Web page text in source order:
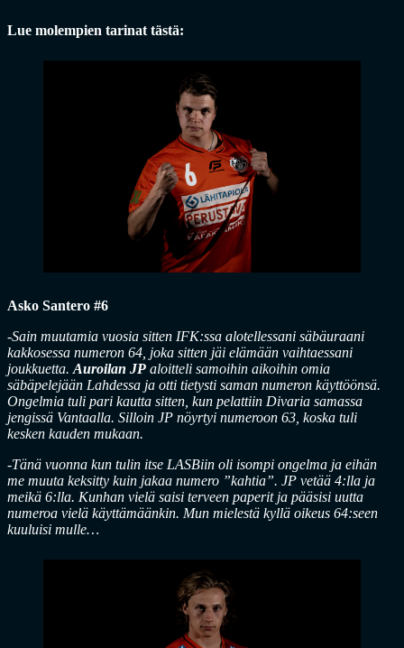
Lue molempien tarinat tästä:
Asko Santero #6
-Sain muutamia vuosia sitten IFK:ssa alotellessani säbäuraani
kakkosessa numeron 64, joka sitten jäi elämään vaihtaessani
joukkuetta. Auroilan JP aloitteli samoihin aikoihin omia
säbäpelejään Lahdessa ja otti tietysti saman numeron käyttöönsä.
Ongelmia tuli pari kautta sitten, kun pelattiin Divaria samassa
jengissä Vantaalla. Silloin JP nöyrtyi numeroon 63, koska tuli
kesken kauden mukaan.
-Tänä vuonna kun tulin itse LASBiin oli isompi ongelma ja eihän
me muuta keksitty kuin jakaa numero ”kahtia”. JP vetää 4:lla ja
meikä 6:lla. Kunhan vielä saisi terveen paperit ja pääsisi uutta
numeroa vielä käyttämäänkin. Mun mielestä kyllä oikeus 64:seen
kuuluisi mulle…